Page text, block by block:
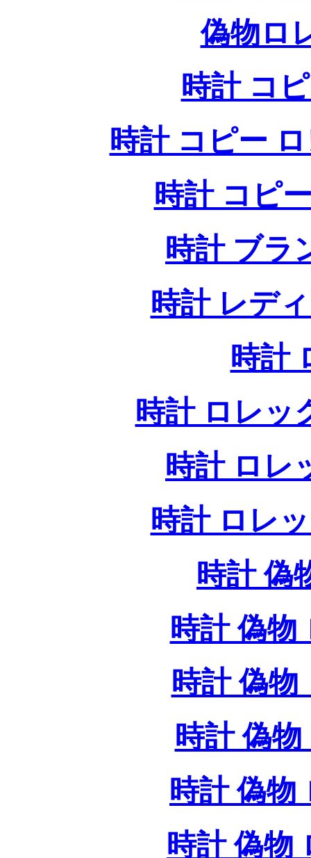
偽物ロ
時計 コ
時計 コピー
時計 コピ
時計 ブラ
時計 レデ
時計
時計 ロレッ
時計 ロレ
時計 ロレ
時計 偽
時計 偽物
時計 偽物
時計 偽
時計 偽物
時計 偽物